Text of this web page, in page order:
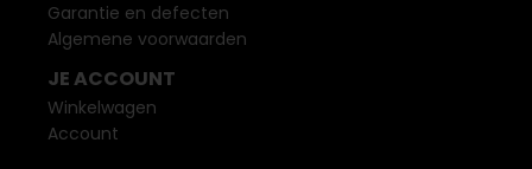
Garantie en defecten
Algemene voorwaarden
JE ACCOUNT
Winkelwagen
Account